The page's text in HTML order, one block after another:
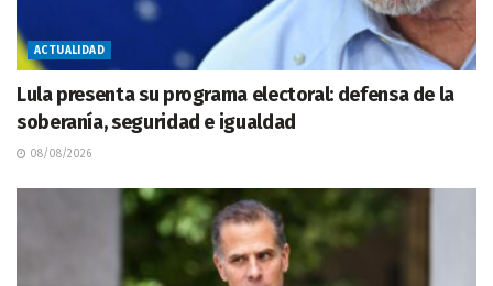
ACTUALIDAD
Lula presenta su programa electoral: defensa de la
soberanía, seguridad e igualdad
08/08/2026